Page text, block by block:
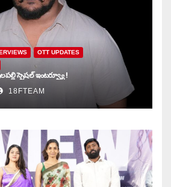
OTT UPDATES
స్పెషల్ ఇంటర్వ్యూ !
18FTEAM